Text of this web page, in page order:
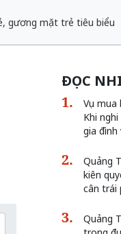
gương mặt trẻ tiêu biểu
ĐỌC
Vụ mua
Khi
gia
Quảng
kiên
cân trái
Quảng